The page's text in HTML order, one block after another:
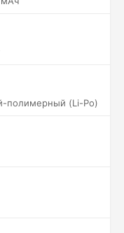
полимерный (Li-Po)